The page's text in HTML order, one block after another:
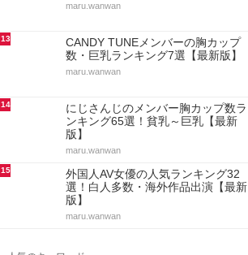
maru.wanwan
13
CANDY TUNEメンバーの胸カップ
数・巨乳ランキング7選【最新版】
maru.wanwan
14
にじさんじのメンバー胸カップ数ラ
ンキング65選！貧乳～巨乳【最新
版】
maru.wanwan
15
外国人AV女優の人気ランキング32
選！白人多数・海外作品出演【最新
版】
maru.wanwan